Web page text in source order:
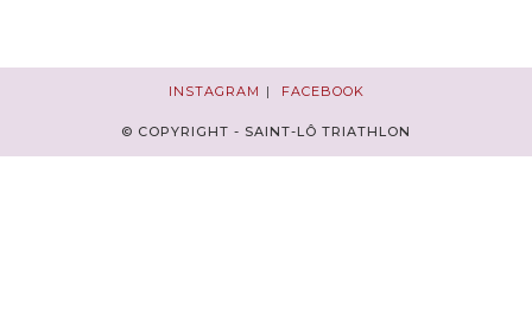
INSTAGRAM FACEBOOK
© COPYRIGHT - SAINT-LÔ TRIATHLON